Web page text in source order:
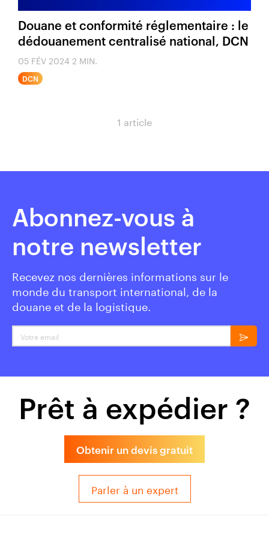
Douane et conformité réglementaire : le
dédouanement centralisé national, DCN
05 FÉV 2024 2 MIN.
DCN
1 article
Abonnez-vous à
notre newsletter
Recevez nos dernières informations sur le
monde du transport international, de la
douane et de la logistique.
Votre email
Prêt à expédier ?
Obtenir un devis gratuit
Parler à un expert